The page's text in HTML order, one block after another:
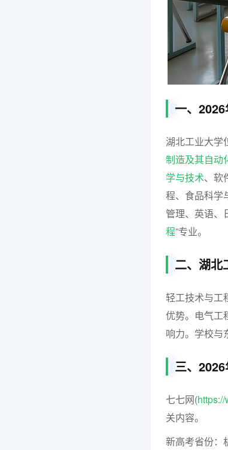
一、
湖北工业大学
制造及其自动
学与技术、软
程、食品科学
管理、英语、
程”专业。
二、湖北
轻工技术与工
优势。电气工
响力。学校与
三、
七七网(
关内容。
新高考省份：